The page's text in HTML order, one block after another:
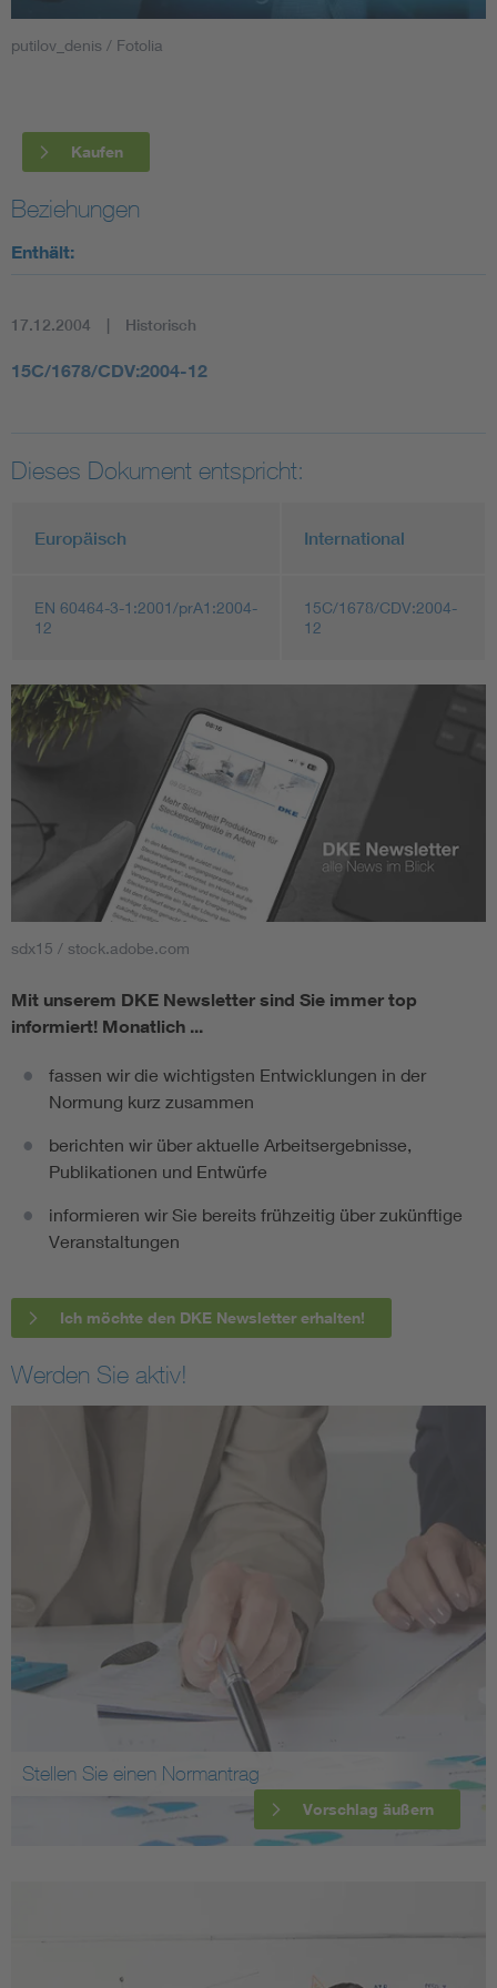
Smart Cities
Blitzschutz: DIN EN 62305 in der Übersicht
Circular Economy für mehr Ressourceneffizienz
putilov_denis / Fotolia
Kaufen
Beziehungen
Enthält:
17.12.2004 Historisch
15C/1678/CDV:2004-12
Dieses Dokument entspricht:
Europäisch International
EN 60464-3-1:2001/prA1:2004-
12
15C/1678/CDV:2004-
12
sdx15 / stock.adobe.com
Mit unserem DKE Newsletter sind Sie immer top
informiert! Monatlich ...
fassen wir die wichtigsten Entwicklungen in der
Normung kurz zusammen
berichten wir über aktuelle Arbeitsergebnisse,
Publikationen und Entwürfe
informieren wir Sie bereits frühzeitig über zukünftige
Veranstaltungen
Ich möchte den DKE Newsletter erhalten!
Werden Sie aktiv!
Stellen Sie einen Normantrag
Vorschlag äußern